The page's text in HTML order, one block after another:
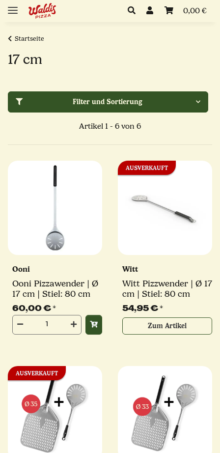
0,00 €
Startseite
17 cm
Filter und Sortierung
Artikel 1 - 6 von 6
Ooni
Ooni Pizzawender | Ø
17 cm | Stiel: 80 cm
60,00 €*
AUSVERKAUFT
Witt
Witt Pizzwender | Ø 17
cm | Stiel: 80 cm
54,95 €*
Zum Artikel
AUSVERKAUFT